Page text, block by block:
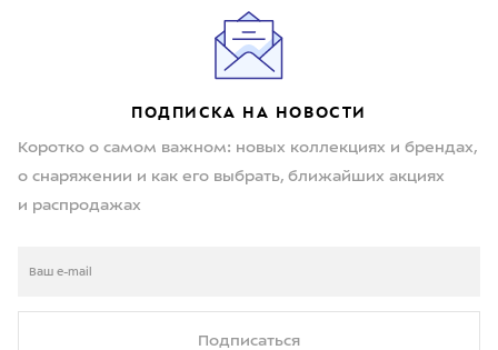
ПОДПИСКА НА НОВОСТИ
Коротко о самом важном: новых коллекциях и брендах,
о снаряжении и как его выбрать, ближайших акциях
и распродажах
Подписаться